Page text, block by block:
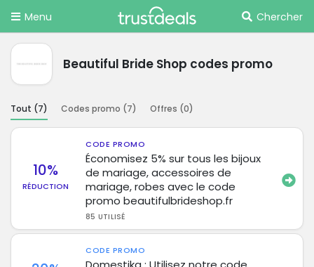
Menu Chercher
Beautiful Bride Shop codes promo
Tout (7) Codes promo (7) Offres (0)
10%
RÉDUCTION
CODE PROMO
Économisez 5% sur tous les bijoux
de mariage, accessoires de
mariage, robes avec le code
promo beautifulbrideshop.fr
85 UTILISÉ
CODE PROMO